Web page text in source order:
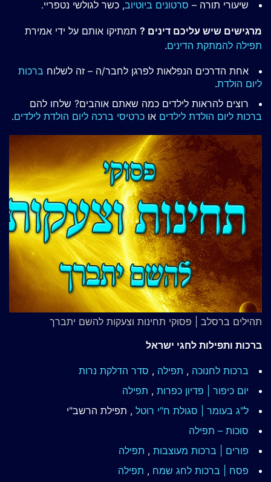
שיעורי תורה – סרטונים ביוטיוב, כשר לגולשי נטפריי.
מרגישים שיש עליכם דינים ? תמתיקו אותם על ידי אמירת
תפילה להמתקת הדינים.
אחת הדרכים הנפלאות לפרגן לחבר/ה – זה לשלוח ברכות
ליום הולדת.
רוצים להראות לילדים כמה שאתם אוהבים? שלחו להם
ברכות ליום הולדת לילדים או כרטיסי ברכה ליום הולדת לילדים.
תהילים ברסלב | פסוקי תחינות וצעקות להשם יתברך
ברכות ותפילות לחגי ישראל
ברכות לחנוכה , תפילה , סדר הדלקת נרות
יום כיפור | פדיון כפרות , תפילה
ל"ג בעומר | סגולת ח"י רוטל , תפילת הרשב"י
סוכות – תפילה
פורים | ברכות מעוצבות , תפילה
פסח | ברכות לחג שמח , תפילה